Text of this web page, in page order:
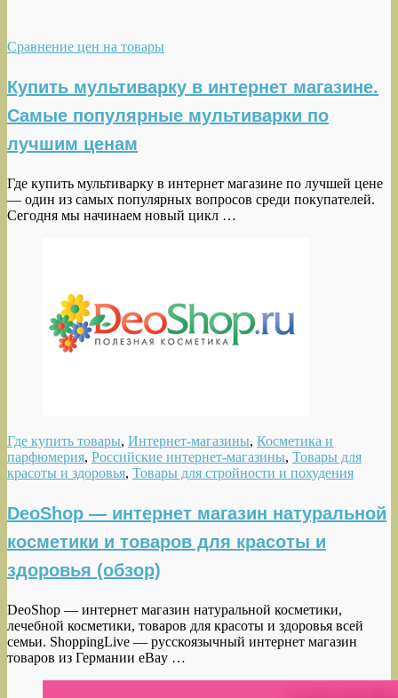
Сравнение цен на товары
Купить мультиварку в интернет магазине.
Самые популярные мультиварки по
лучшим ценам
Где купить мультиварку в интернет магазине по лучшей цене
— один из самых популярных вопросов среди покупателей.
Сегодня мы начинаем новый цикл …
Где купить товары, Интернет-магазины, Косметика и
парфюмерия, Российские интернет-магазины, Товары для
красоты и здоровья, Товары для стройности и похудения
DeoShop — интернет магазин натуральной
косметики и товаров для красоты и
здоровья (обзор)
DeoShop — интернет магазин натуральной косметики,
лечебной косметики, товаров для красоты и здоровья всей
семьи. ShoppingLive — русскоязычный интернет магазин
товаров из Германии eBay …